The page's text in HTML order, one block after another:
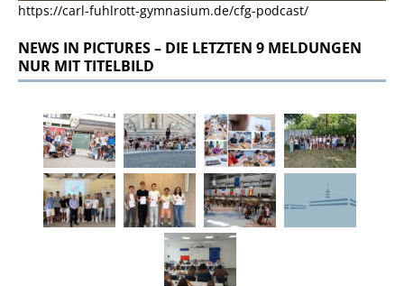
https://carl-fuhlrott-gymnasium.de/cfg-podcast/
NEWS IN PICTURES – DIE LETZTEN 9 MELDUNGEN
NUR MIT TITELBILD